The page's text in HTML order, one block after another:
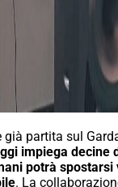
partita sul
impiega decine
potrà spostarsi
. La